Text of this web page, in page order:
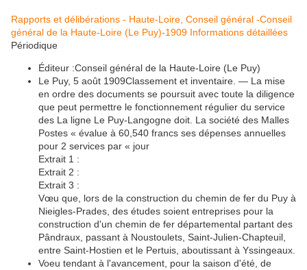
Rapports et délibérations - Haute-Loire, Conseil général -Conseil
général de la Haute-Loire (Le Puy)-1909 Informations détaillées
Périodique
Éditeur :Conseil général de la Haute-Loire (Le Puy)
Le Puy, 5 août 1909Classement et inventaire. — La mise
en ordre des documents se poursuit avec toute la diligence
que peut permettre le fonctionnement régulier du service
des La ligne Le Puy-Langogne doit. La société des Malles
Postes « évalue à 60,540 francs ses dépenses annuelles
pour 2 services par « jour
Extrait 1 :
Extrait 2 :
Extrait 3 :
Vœu que, lors de la construction du chemin de fer du Puy à
Nieigles-Prades, des études soient entreprises pour la
construction d'un chemin de fer départemental partant des
Pândraux, passant à Noustoulets, Saint-Julien-Chapteuil,
entre Saint-Hostien et le Pertuis, aboutissant à Yssingeaux.
Voeu tendant à l'avancement, pour la saison d'été, de